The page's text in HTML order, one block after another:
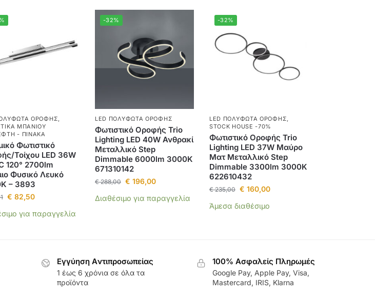
ΟΡΟΦΉΣ,
ΜΠΆΝΙΟΥ
- ΠΊΝΑΚΑ
Φωτιστικό
Τοίχου LED 36W
120° 2700lm
Φυσικό Λευκό
– 3893
€ 82,50
για παραγγελία
-32%
LED ΠΟΛΎΦΩΤΑ ΟΡΟΦΉΣ
Φωτιστικό Οροφής Trio
Lighting LED 40W Ανθρακί
Μεταλλικό Step
Dimmable 6000lm 3000K
671310142
€288,00 € 196,00
Διαθέσιμο για παραγγελία
-32%
LED ΠΟΛΎΦΩΤΑ ΟΡΟΦΉΣ,
STOCK HOUSE -70%
Φωτιστικό Οροφής Trio
Lighting LED 37W Μαύρο
Ματ Μεταλλικό Step
Dimmable 3300lm 3000K
622610432
€235,00 € 160,00
Άμεσα διαθέσιμο
Εγγύηση Aντιπροσωπείας
1 έως 6 χρόνια σε όλα τα
προϊόντα
100% Ασφαλείς Πληρωμές
Google Pay, Apple Pay, Visa,
Mastercard, IRIS, Klarna